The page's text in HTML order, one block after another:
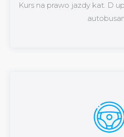
Kurs na prawo jazdy kat. D